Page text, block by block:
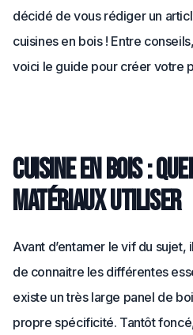
décidé de vous rédiger un
cuisines en bois ! Entre
voici le guide pour créer votre
Cuisine en bois :
matériaux utiliser
Avant d’entamer le vif du sujet,
de connaitre les différentes
existe un très large panel de
propre spécificité. Tantôt